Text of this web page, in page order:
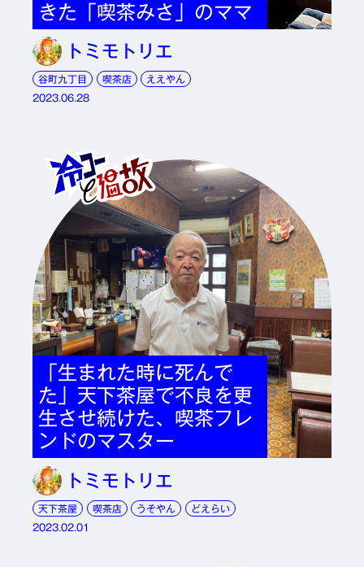
きた「喫茶みさ」のママ
トミモトリエ
谷町九丁目 喫茶店
ええやん
2023.06.28
「生まれた時に死んで
た」天下茶屋で不良を更
生させ続けた、喫茶フレ
ンドのマスター
トミモトリエ
天下茶屋 喫茶店 うそやん
どえらい
2023.02.01